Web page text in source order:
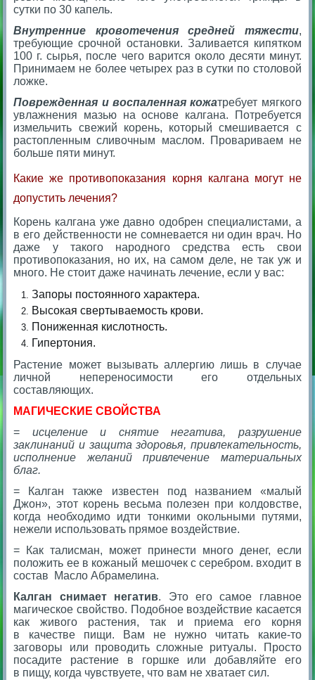
сутки по 30 капель.
Внутренние кровотечения средней тяжести,
требующие срочной остановки. Заливается кипятком
100 г. сырья, после чего варится около десяти минут.
Принимаем не более четырех раз в сутки по столовой
ложке.
Поврежденная и воспаленная кожатребует мягкого
увлажнения мазью на основе калгана. Потребуется
измельчить свежий корень, который смешивается с
растопленным сливочным маслом. Провариваем не
больше пяти минут.
Какие же противопоказания корня калгана могут не
допустить лечения?
Корень калгана уже давно одобрен специалистами, а
в его действенности не сомневается ни один врач. Но
даже у такого народного средства есть свои
противопоказания, но их, на самом деле, не так уж и
много. Не стоит даже начинать лечение, если у вас:
Запоры постоянного характера.
Высокая свертываемость крови.
Пониженная кислотность.
Гипертония.
Растение может вызывать аллергию лишь в случае
личной непереносимости его отдельных
составляющих.
МАГИЧЕСКИЕ СВОЙСТВА
= исцеление и снятие негатива, разрушение
заклинаний и защита здоровья, привлекательность,
исполнение желаний привлечение материальных
благ.
= Калган также известен под названием «малый
Джон», этот корень весьма полезен при колдовстве,
когда необходимо идти тонкими окольными путями,
нежели использовать прямое воздействие.
= Как талисман, может принести много денег, если
положить ее в кожаный мешочек с серебром. входит в
состав Масло Абрамелина.
Калган снимает негатив. Это его самое главное
магическое свойство. Подобное воздействие касается
как живого растения, так и приема его корня
в качестве пищи. Вам не нужно читать какие-то
заговоры или проводить сложные ритуалы. Просто
посадите растение в горшке или добавляйте его
в пищу, когда чувствуете, что вам не хватает сил.